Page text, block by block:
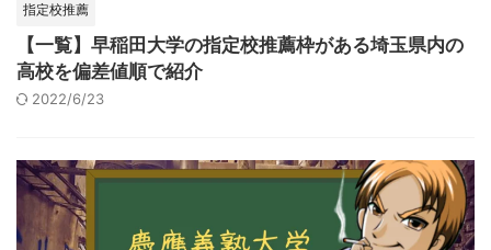
指定校推薦
【一覧】早稲田大学の指定校推薦枠がある埼玉県内の
高校を偏差値順で紹介
2022/6/23